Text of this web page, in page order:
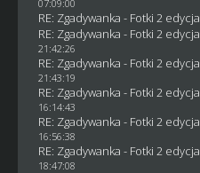
07:09:00
RE: Zgadywanka - Fotki 2 edycja
RE: Zgadywanka - Fotki 2 edycja
21:42:26
RE: Zgadywanka - Fotki 2 edycja
21:43:19
RE: Zgadywanka - Fotki 2 edycja
16:14:43
RE: Zgadywanka - Fotki 2 edycja
16:56:38
RE: Zgadywanka - Fotki 2 edycja
18:47:08